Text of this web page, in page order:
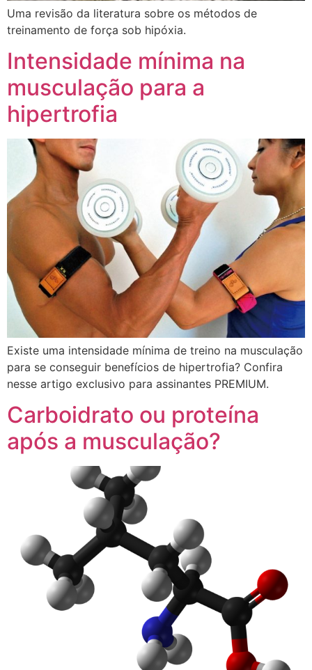
Uma revisão da literatura sobre os métodos de
treinamento de força sob hipóxia.
Intensidade mínima na
musculação para a
hipertrofia
Existe uma intensidade mínima de treino na musculação
para se conseguir benefícios de hipertrofia? Confira
nesse artigo exclusivo para assinantes PREMIUM.
Carboidrato ou proteína
após a musculação?